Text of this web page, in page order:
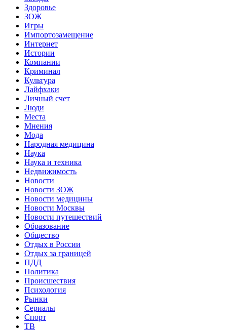
Здоровье
ЗОЖ
Игры
Импортозамещение
Интернет
Истории
Компании
Криминал
Культура
Лайфхаки
Личный счет
Люди
Места
Мнения
Мода
Народная медицина
Наука
Наука и техника
Недвижимость
Новости
Новости ЗОЖ
Новости медицины
Новости Москвы
Новости путешествий
Образование
Общество
Отдых в России
Отдых за границей
ПДД
Политика
Происшествия
Психология
Рынки
Сериалы
Спорт
ТВ